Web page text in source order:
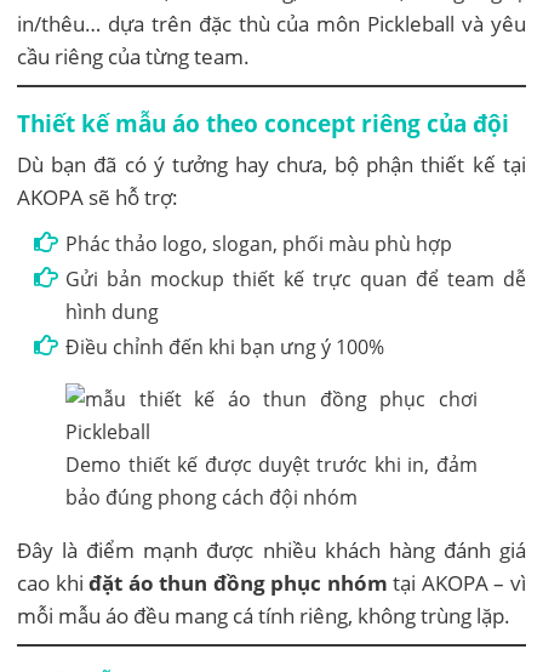
in/thêu… dựa trên đặc thù của môn Pickleball và yêu
cầu riêng của từng team.
Thiết kế mẫu áo theo concept riêng của đội
Dù bạn đã có ý tưởng hay chưa, bộ phận thiết kế tại
AKOPA sẽ hỗ trợ:
Phác thảo logo, slogan, phối màu phù hợp
Gửi bản mockup thiết kế trực quan để team dễ
hình dung
Điều chỉnh đến khi bạn ưng ý 100%
Demo thiết kế được duyệt trước khi in, đảm
bảo đúng phong cách đội nhóm
Đây là điểm mạnh được nhiều khách hàng đánh giá
cao khiđặt áo thun đồng phục nhóm tại AKOPA – vì
mỗi mẫu áo đều mang cá tính riêng, không trùng lặp.